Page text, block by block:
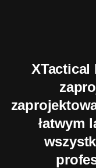
łatwym